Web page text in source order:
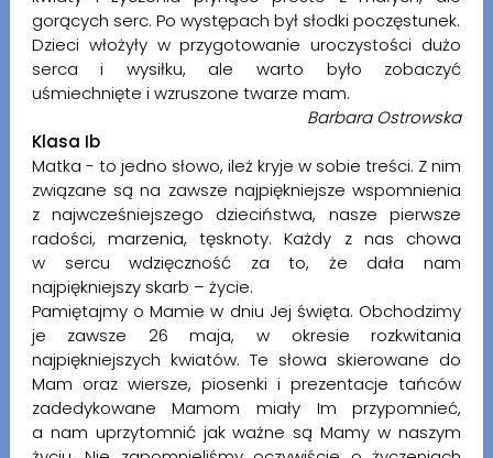
gorących serc. Po występach był słodki poczęstunek.
Dzieci włożyły w przygotowanie uroczystości dużo
serca i wysiłku, ale warto było zobaczyć
uśmiechnięte i wzruszone twarze mam.
Barbara Ostrowska
Klasa Ib
Matka - to jedno słowo, ileż kryje w sobie treści. Z nim
związane są na zawsze najpiękniejsze wspomnienia
z najwcześniejszego dzieciństwa, nasze pierwsze
radości, marzenia, tęsknoty. Każdy z nas chowa
w sercu wdzięczność za to, że dała nam
najpiękniejszy skarb – życie.
Pamiętajmy o Mamie w dniu Jej święta. Obchodzimy
je zawsze 26 maja, w okresie rozkwitania
najpiękniejszych kwiatów. Te słowa skierowane do
Mam oraz wiersze, piosenki i prezentacje tańców
zadedykowane Mamom miały Im przypomnieć,
a nam uprzytomnić jak ważne są Mamy w naszym